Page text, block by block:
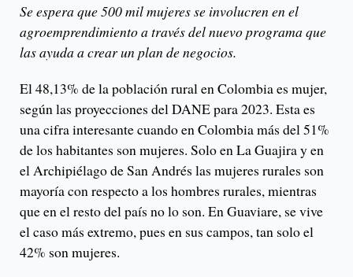
Se espera que 500 mil mujeres se involucren en el
agroemprendimiento a través del nuevo programa que
las ayuda a crear un plan de negocios.
El 48,13% de la población rural en Colombia es mujer,
según las proyecciones del DANE para 2023. Esta es
una cifra interesante cuando en Colombia más del 51%
de los habitantes son mujeres. Solo en La Guajira y en
el Archipiélago de San Andrés las mujeres rurales son
mayoría con respecto a los hombres rurales, mientras
que en el resto del país no lo son. En Guaviare, se vive
el caso más extremo, pues en sus campos, tan solo el
42% son mujeres.